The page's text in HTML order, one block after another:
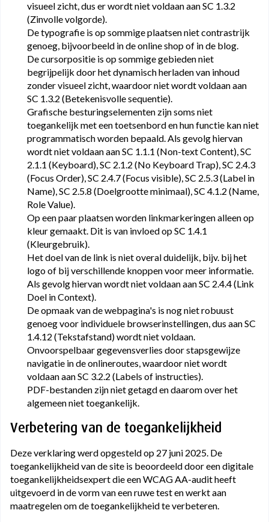
visueel zicht, dus er wordt niet voldaan aan SC 1.3.2
(Zinvolle volgorde).
De typografie is op sommige plaatsen niet contrastrijk
genoeg, bijvoorbeeld in de online shop of in de blog.
De cursorpositie is op sommige gebieden niet
begrijpelijk door het dynamisch herladen van inhoud
zonder visueel zicht, waardoor niet wordt voldaan aan
SC 1.3.2 (Betekenisvolle sequentie).
Grafische besturingselementen zijn soms niet
toegankelijk met een toetsenbord en hun functie kan niet
programmatisch worden bepaald. Als gevolg hiervan
wordt niet voldaan aan SC 1.1.1 (Non-text Content), SC
2.1.1 (Keyboard), SC 2.1.2 (No Keyboard Trap), SC 2.4.3
(Focus Order), SC 2.4.7 (Focus visible), SC 2.5.3 (Label in
Name), SC 2.5.8 (Doelgrootte minimaal), SC 4.1.2 (Name,
Role Value).
Op een paar plaatsen worden linkmarkeringen alleen op
kleur gemaakt. Dit is van invloed op SC 1.4.1
(Kleurgebruik).
Het doel van de link is niet overal duidelijk, bijv. bij het
logo of bij verschillende knoppen voor meer informatie.
Als gevolg hiervan wordt niet voldaan aan SC 2.4.4 (Link
Doel in Context).
De opmaak van de webpagina's is nog niet robuust
genoeg voor individuele browserinstellingen, dus aan SC
1.4.12 (Tekstafstand) wordt niet voldaan.
Onvoorspelbaar gegevensverlies door stapsgewijze
navigatie in de onlineroutes, waardoor niet wordt
voldaan aan SC 3.2.2 (Labels of instructies).
PDF-bestanden zijn niet getagd en daarom over het
algemeen niet toegankelijk.
Verbetering van de toegankelijkheid
Deze verklaring werd opgesteld op 27 juni 2025. De
toegankelijkheid van de site is beoordeeld door een digitale
toegankelijkheidsexpert die een WCAG AA-audit heeft
uitgevoerd in de vorm van een ruwe test en werkt aan
maatregelen om de toegankelijkheid te verbeteren.